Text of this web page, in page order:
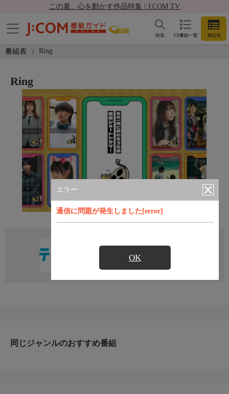
この夏、心を動かす作品特集 | J:COM TV
CS番組一覧 番組表
検索
番組表 Ring
エラー
通信に問題が発生しました[error]
OK
Ring
直近の放送予定はありません
同じジャンルのおすすめ番組